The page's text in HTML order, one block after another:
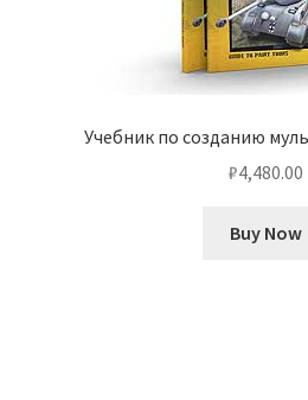
Учебник по созданию
₽4,480.00
Buy Now